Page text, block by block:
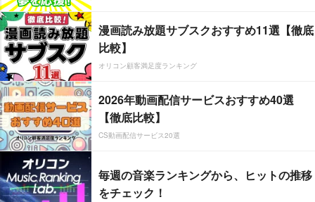
漫画読み放題サブスクおすすめ11選【徹底
比較】
オリコン顧客満足度ランキング
2026年動画配信サービスおすすめ40選
【徹底比較】
CS動画配信サービス20選
毎週の音楽ランキングから、ヒットの推移
をチェック！